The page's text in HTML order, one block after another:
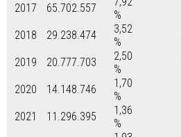
2017
65.702.557
%
2018
29.238.474
3,52
%
2019
20.777.703
2,50
%
2020
14.148.746
1,70
%
2021
11.296.395
1,36
%